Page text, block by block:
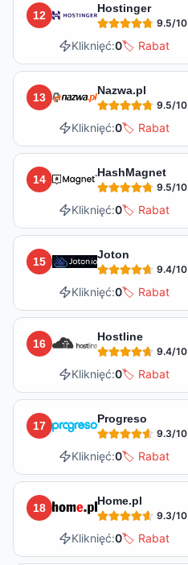
12
Hostinger
9.5/10
Kliknięć:0🏷️ Rabat
13
Nazwa.pl
9.5/10
Kliknięć:0🏷️ Rabat
14
HashMagnet
9.5/10
Kliknięć:0🏷️ Rabat
15
Joton
9.4/10
Kliknięć:0🏷️ Rabat
16
Hostline
9.4/10
Kliknięć:0🏷️ Rabat
17
Progreso
9.3/10
Kliknięć:0🏷️ Rabat
18
Home.pl
9.3/10
Kliknięć:0🏷️ Rabat